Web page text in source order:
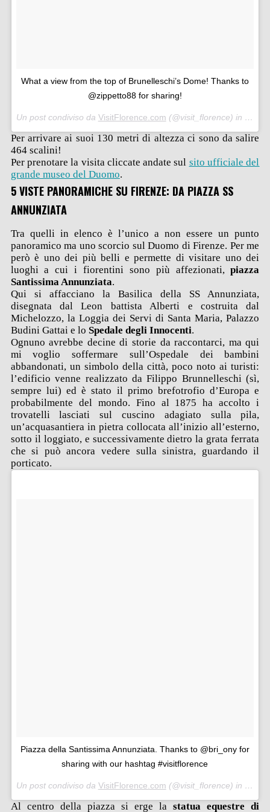
What a view from the top of Brunelleschi’s Dome! Thanks to
@zippetto88 for sharing!
Un post condiviso da VisitFlorence.com (@visit_florence) in data:
Per arrivare ai suoi 130 metri di altezza ci sono da salire
464 scalini!
Per prenotare la visita cliccate andate sul sito ufficiale del
grande museo del Duomo.
5 VISTE PANORAMICHE SU FIRENZE: DA PIAZZA SS
ANNUNZIATA
Tra quelli in elenco è l’unico a non essere un punto
panoramico ma uno scorcio sul Duomo di Firenze. Per me
però è uno dei più belli e permette di visitare uno dei
luoghi a cui i fiorentini sono più affezionati,piazza
Santissima Annunziata.
Qui si affacciano la Basilica della SS Annunziata,
disegnata dal Leon battista Alberti e costruita dal
Michelozzo, la Loggia dei Servi di Santa Maria, Palazzo
Budini Gattai e lo Spedale degli Innocenti.
Ognuno avrebbe decine di storie da raccontarci, ma qui
mi voglio soffermare sull’Ospedale dei bambini
abbandonati, un simbolo della città, poco noto ai turisti:
l’edificio venne realizzato da Filippo Brunnelleschi (sì,
sempre lui) ed è stato il primo brefotrofio d’Europa e
probabilmente del mondo. Fino al 1875 ha accolto i
trovatelli lasciati sul cuscino adagiato sulla pila,
un’acquasantiera in pietra collocata all’inizio all’esterno,
sotto il loggiato, e successivamente dietro la grata ferrata
che si può ancora vedere sulla sinistra, guardando il
porticato.
Piazza della Santissima Annunziata. Thanks to @bri_ony for
sharing with our hashtag #visitflorence
Un post condiviso da VisitFlorence.com (@visit_florence) in data:
Al centro della piazza si erge lastatua equestre di